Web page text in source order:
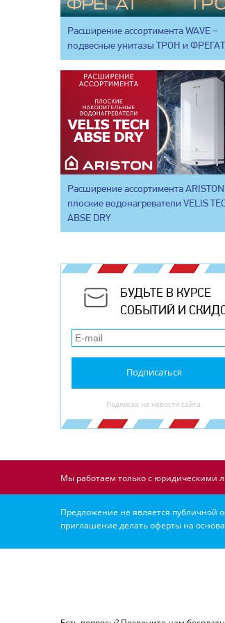
Расширение ассортимента WAVE –
подвесные унитазы ТРОН и ФРЕГАТ
Расширение ассортимента
плоские водонагреватели VELIS
ABSE DRY
БУДЬТЕ В КУРСЕ
СОБЫТИЙ И
Подписаться
Подписка на новости сайта.
Мы работаем только с юридическими
Предложение не является публичной
приглашение делать оферты на